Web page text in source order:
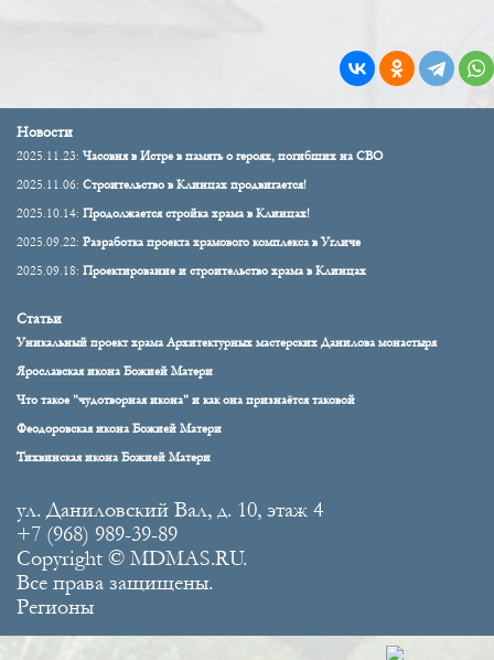
Новости
2025.11.23: Часовня в Истре в память о героях, погибших на СВО
2025.11.06: Строительство в Клинцах продвигается!
2025.10.14: Продолжается стройка храма в Клинцах!
2025.09.22: Разработка проекта храмового комплекса в Угличе
2025.09.18: Проектирование и строительство храма в Клинцах
Статьи
Уникальный проект храма Архитектурных мастерских Данилова монастыря
Ярославская икона Божией Матери
Что такое "чудотворная икона" и как она признаётся таковой
Феодоровская икона Божией Матери
Тихвинская икона Божией Матери
ул. Даниловский Вал, д. 10, этаж 4
+7 (968) 989-39-89
Copyright © MDMAS.RU.
Все права защищены.
Регионы